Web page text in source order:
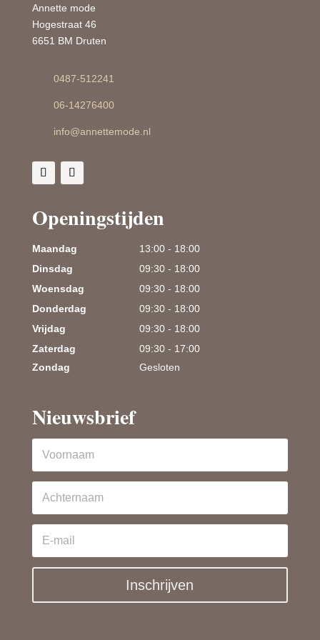
Annette mode
Hogestraat 46
6651 BM Druten
0487-512241
06-14276400
info@annettemode.nl
Openingstijden
Maandag
13:00 - 18:00
Dinsdag
09:30 - 18:00
Woensdag
09:30 - 18:00
Donderdag
09:30 - 18:00
Vrijdag
09:30 - 18:00
Zaterdag
09:30 - 17:00
Zondag
Gesloten
Nieuwsbrief
Inschrijven